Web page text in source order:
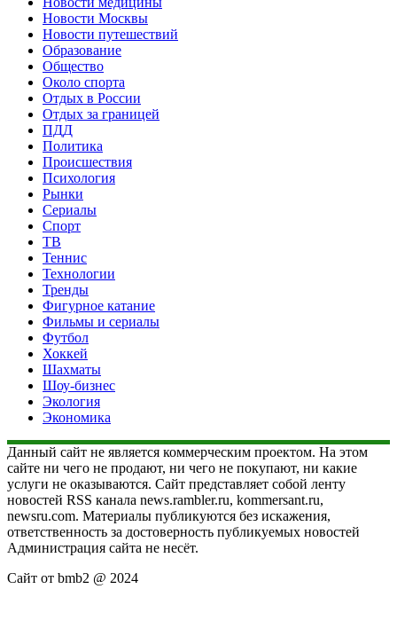
Новости Москвы
Новости путешествий
Образование
Общество
Около спорта
Отдых в России
Отдых за границей
ПДД
Политика
Происшествия
Психология
Рынки
Сериалы
Спорт
ТВ
Теннис
Технологии
Тренды
Фигурное катание
Фильмы и сериалы
Футбол
Хоккей
Шахматы
Шоу-бизнес
Экология
Экономика
Данный сайт не является коммерческим проектом. На этом
сайте ни чего не продают, ни чего не покупают, ни какие
услуги не оказываются. Сайт представляет собой ленту
новостей RSS канала news.rambler.ru, kommersant.ru,
newsru.com. Материалы публикуются без искажения,
ответственность за достоверность публикуемых новостей
Администрация сайта не несёт.
Сайт от bmb2 @ 2024